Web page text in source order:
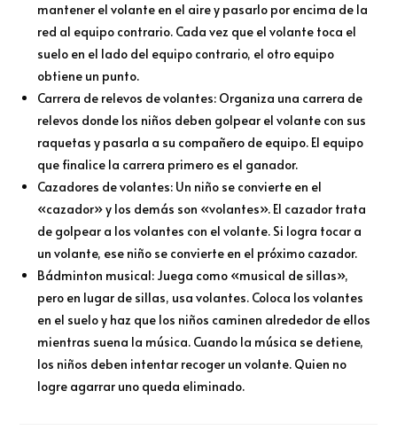
mantener el volante en el aire y pasarlo por encima de la
red al equipo contrario. Cada vez que el volante toca el
suelo en el lado del equipo contrario, el otro equipo
obtiene un punto.
Carrera de relevos de volantes: Organiza una carrera de
relevos donde los niños deben golpear el volante con sus
raquetas y pasarla a su compañero de equipo. El equipo
que finalice la carrera primero es el ganador.
Cazadores de volantes: Un niño se convierte en el
«cazador» y los demás son «volantes». El cazador trata
de golpear a los volantes con el volante. Si logra tocar a
un volante, ese niño se convierte en el próximo cazador.
Bádminton musical: Juega como «musical de sillas»,
pero en lugar de sillas, usa volantes. Coloca los volantes
en el suelo y haz que los niños caminen alrededor de ellos
mientras suena la música. Cuando la música se detiene,
los niños deben intentar recoger un volante. Quien no
logre agarrar uno queda eliminado.